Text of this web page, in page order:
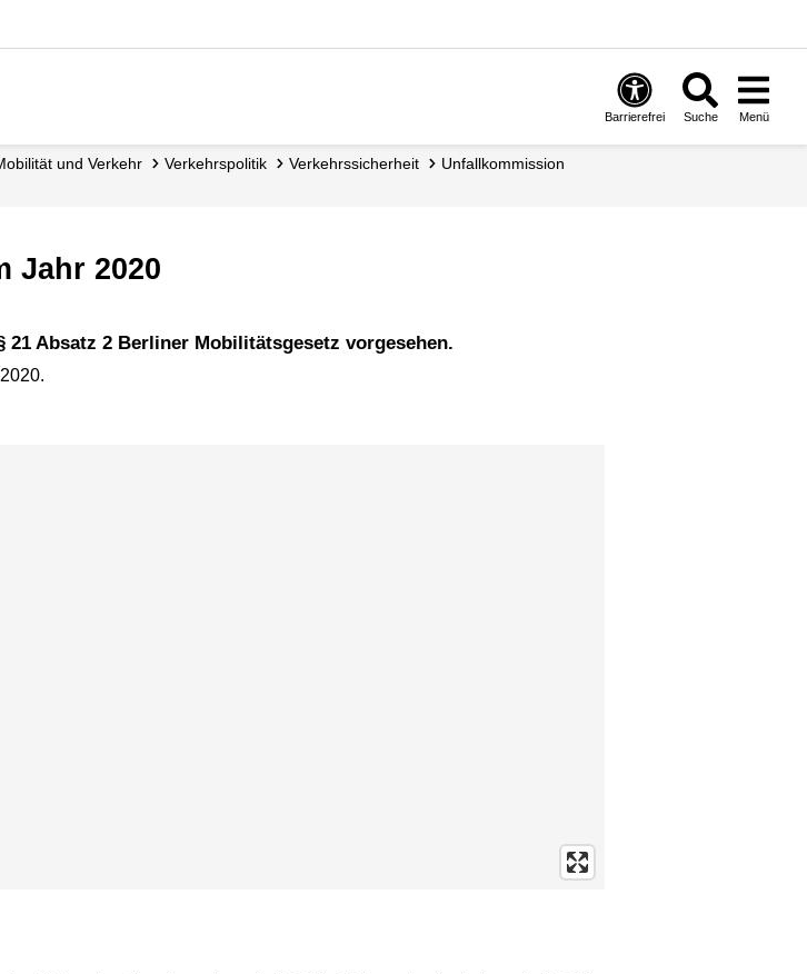
Barrierefrei Suche Menü
Mobilität und Verkehr Verkehrspolitik Verkehrs­sicherheit
Unfallkommission
Jahr 2020
21 Absatz 2 Berliner Mobilitätsgesetz vorgesehen.